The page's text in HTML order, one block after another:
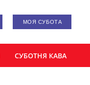
МОЯ СУБОТА
СУБОТНЯ КАВА